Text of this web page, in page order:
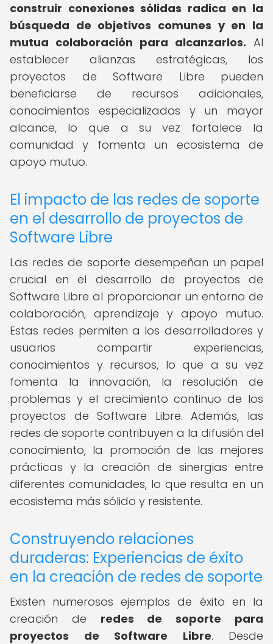
construir conexiones sólidas radica en la
búsqueda de objetivos comunes y en la
mutua colaboración para alcanzarlos. Al
establecer alianzas estratégicas, los
proyectos de Software Libre pueden
beneficiarse de recursos adicionales,
conocimientos especializados y un mayor
alcance, lo que a su vez fortalece la
comunidad y fomenta un ecosistema de
apoyo mutuo.
El impacto de las redes de soporte
en el desarrollo de proyectos de
Software Libre
Las redes de soporte desempeñan un papel
crucial en el desarrollo de proyectos de
Software Libre al proporcionar un entorno de
colaboración, aprendizaje y apoyo mutuo.
Estas redes permiten a los desarrolladores y
usuarios compartir experiencias,
conocimientos y recursos, lo que a su vez
fomenta la innovación, la resolución de
problemas y el crecimiento continuo de los
proyectos de Software Libre. Además, las
redes de soporte contribuyen a la difusión del
conocimiento, la promoción de las mejores
prácticas y la creación de sinergias entre
diferentes comunidades, lo que resulta en un
ecosistema más sólido y resistente.
Construyendo relaciones
duraderas: Experiencias de éxito
en la creación de redes de soporte
Existen numerosos ejemplos de éxito en la
creación de redes de soporte para
proyectos de Software Libre. Desde